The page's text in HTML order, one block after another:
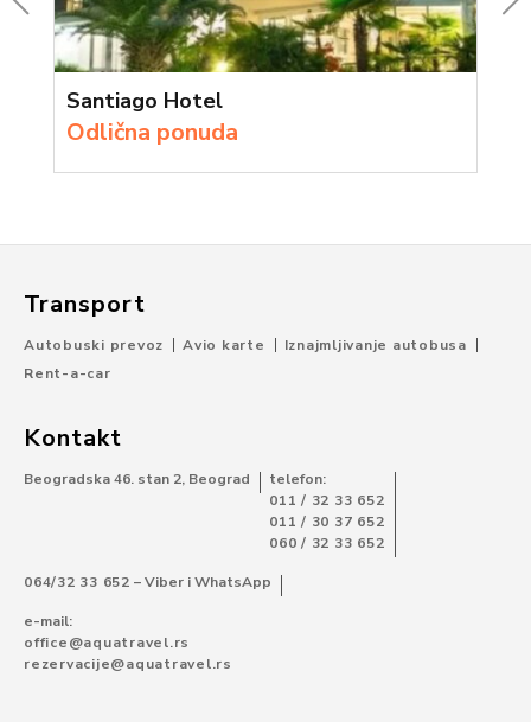
Santiago Hotel
Odlična ponuda
Transport
Autobuski prevoz Avio karte
Iznajmljivanje autobusa
Rent-a-car
Kontakt
Beogradska 46. stan 2, Beograd
telefon:
011 / 32 33 652
011 / 30 37 652
060 / 32 33 652
064/32 33 652 – Viber i WhatsApp
e-mail:
office@aquatravel.rs
rezervacije@aquatravel.rs